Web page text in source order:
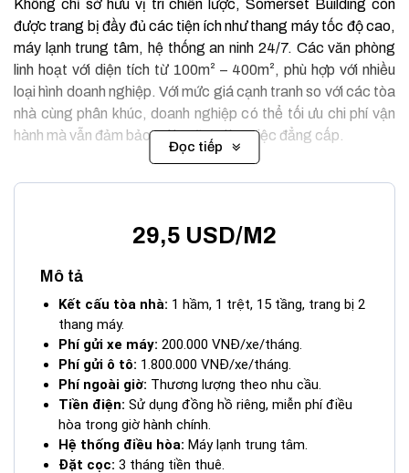
Không chỉ sở hữu vị trí chiến lược, Somerset Building còn
được trang bị đầy đủ các tiện ích như thang máy tốc độ cao,
máy lạnh trung tâm, hệ thống an ninh 24/7. Các văn phòng
linh hoạt với diện tích từ 100m² – 400m², phù hợp với nhiều
loại hình doanh nghiệp. Với mức giá cạnh tranh so với các tòa
nhà cùng phân khúc, doanh nghiệp có thể tối ưu chi phí vận
hành mà vẫn đảm bảo môi trường làm việc đẳng cấp.
Tòa nhà Somerset Building Quận 1
Đọc tiếp
29,5 USD/M2
Mô tả
Kết cấu tòa nhà: 1 hầm, 1 trệt, 15 tầng, trang bị 2
thang máy.
Phí gửi xe máy: 200.000 VNĐ/xe/tháng.
Phí gửi ô tô: 1.800.000 VNĐ/xe/tháng.
Phí ngoài giờ: Thương lượng theo nhu cầu.
Tiền điện: Sử dụng đồng hồ riêng, miễn phí điều
hòa trong giờ hành chính.
Hệ thống điều hòa: Máy lạnh trung tâm.
Đặt cọc: 3 tháng tiền thuê.